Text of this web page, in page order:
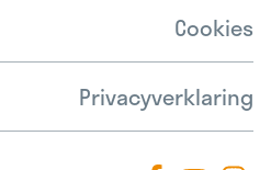
Cookies
Privacyverklaring